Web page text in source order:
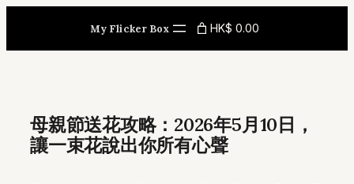
My Flicker Box HK$ 0.00
母親節送花攻略：2026年5月10日，
讓一束花說出你所有心聲